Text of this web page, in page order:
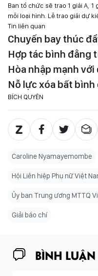
Ban tổ chức sẽ trao 1 giải A,
mỗi loại hình. Lễ trao giải dự
Tin liên quan
Chuyến bay thúc
Hợp tác bình đẳng
Hòa nhập mạnh
Nỗ lực xóa bất
BÍCH QUYÊN
Caroline Nyamayemombe
Hội Liên hiệp Phụ nữ Việt
Ủy ban Trung ương MTTQ
Giải báo chí
BÌNH LUẬN